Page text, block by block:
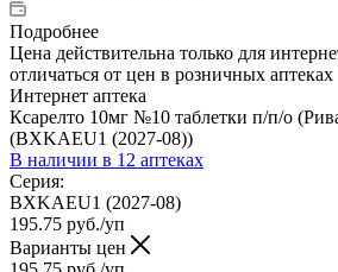
Подробнее
Цена действительна только для
отличаться от цен в розничных аптеках
Интернет аптека
Ксарелто 10мг №10 таблетки п/п/о
(BXKAEU1 (2027-08))
В наличии в 12 аптеках
Серия:
BXKAEU1 (2027-08)
195.75 руб./уп
Варианты цен